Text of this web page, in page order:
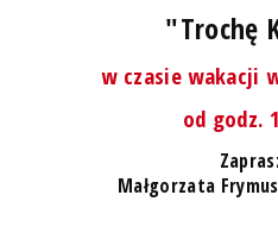
"Trochę
w czasie wakacji
od godz.
Małgorzata